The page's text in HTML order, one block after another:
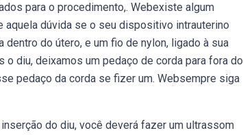
para o procedimento,. Webexiste algum
aquela dúvida se o seu dispositivo intrauterino
do útero, e um fio de nylon, ligado à sua
diu, deixamos um pedaço de corda para fora do
pedaço da corda se fizer um. Websempre siga
do diu, você deverá fazer um ultrassom